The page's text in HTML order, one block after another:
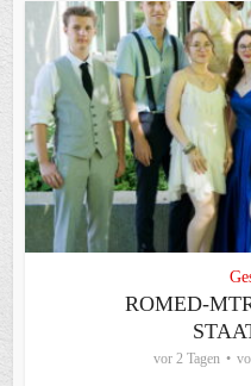
ROMED-
vor 2 Tagen